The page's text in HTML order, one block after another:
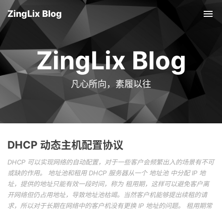
ZingLix Blog
ZingLix Blog
凡心所向，素履以往
DHCP 动态主机配置协议
DHCP 可以实现网络的自动配置，对于一些客户会频繁出入的场景有不可
或缺的作用。 地址池和租用 DHCP 服务器从一个 地址池 中分配 IP 地
址，提供的地址只能有效一段时间，称为 租用期，这样可以避免客户离
开网络但仍占用地址，导致地址池枯竭。当然客户机能够提出续租的请
求，所以对于长期在网络中的客户机没有更换 IP 地址的问题。 租用期常